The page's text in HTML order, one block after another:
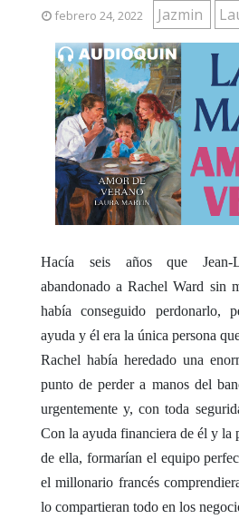
febrero 24, 2022 Jazmin
Hacía seis años que Jean-
abandonado a Rachel Ward sin
había conseguido perdonarlo,
ayuda y él era la única persona
Rachel había heredado una
punto de perder a manos del
urgentemente y,con toda
Con la ayuda financiera de él y la
de ella, formarían el equipo
el millonario francés
lo compartieran todo en los